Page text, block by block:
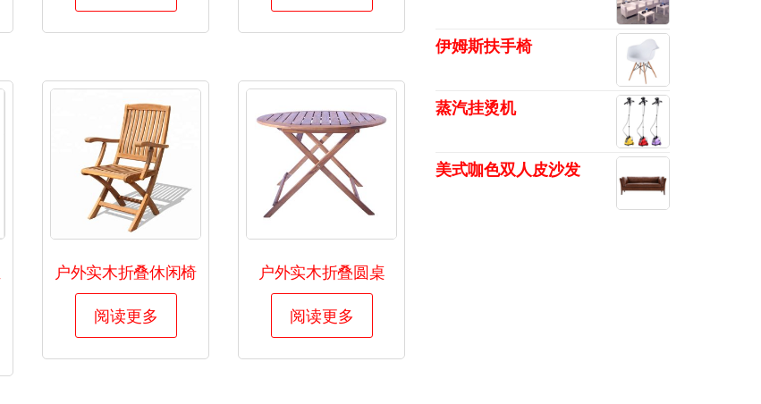
户外实木折叠休闲椅
阅读更多
户外实木折叠圆桌
阅读更多
伊姆斯扶手椅
蒸汽挂烫机
美式咖色双人皮沙发